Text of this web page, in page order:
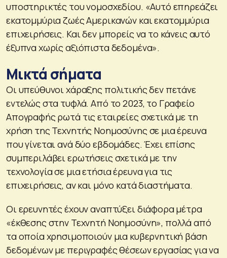
υποστηρικτές του νομοσχεδίου. «Αυτό επηρεάζει
εκατομμύρια ζωές Αμερικανών και εκατομμύρια
επιχειρήσεις. Και δεν μπορείς να το κάνεις αυτό
έξυπνα χωρίς αξιόπιστα δεδομένα».
Μικτά σήματα
Οι υπεύθυνοι χάραξης πολιτικής δεν πετάνε
εντελώς στα τυφλά. Από το 2023, το Γραφείο
Απογραφής ρωτά τις εταιρείες σχετικά με τη
χρήση της Τεχνητής Νοημοσύνης σε μια έρευνα
που γίνεται ανά δύο εβδομάδες. Έχει επίσης
συμπεριλάβει ερωτήσεις σχετικά με την
τεχνολογία σε μια ετήσια έρευνα για τις
επιχειρήσεις, αν και μόνο κατά διαστήματα.
Οι ερευνητές έχουν αναπτύξει διάφορα μέτρα
«έκθεσης στην Τεχνητή Νοημοσύνη», πολλά από
τα οποία χρησιμοποιούν μια κυβερνητική βάση
δεδομένων με περιγραφές θέσεων εργασίας για να